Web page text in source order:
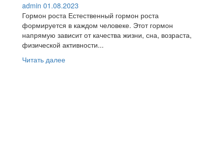
admin 01.08.2023
Гормон роста Естественный гормон роста
формируется в каждом человеке. Этот гормон
напрямую зависит от качества жизни, сна, возраста,
физической активности...
Читать далееПрочитать